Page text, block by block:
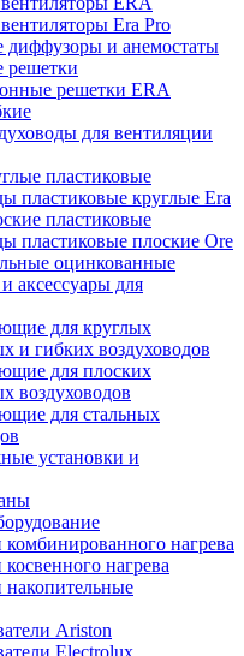
Era Pro
и анемостаты
решетки
решетки ERA
для вентиляции
пластиковые
пластиковые круглые Era
пластиковые
пластиковые плоские Ore
оцинкованные
аксессуары для
для круглых
и гибких воздуховодов
для плоских
воздуховодов
для стальных
установки и
комбинированного нагрева
нагрева
накопительные
Ariston